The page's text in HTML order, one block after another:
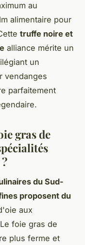
au
alimentaire pour
truffe noire et
alliance mérite un
un
vendanges
parfaitement
gras de
du Sud-
proposent du
aux
foie gras de
plus ferme et